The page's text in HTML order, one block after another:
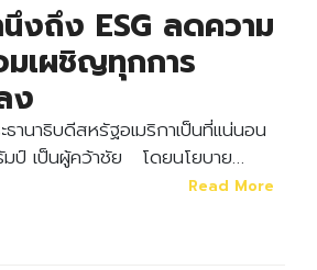
งถึง ESG ลดความ
เผชิญทุกการ
ง
านาธิบดีสหรัฐอเมริกาเป็นที่แน่นอน
ป์ เป็นผู้คว้าชัย โดยนโยบาย…
Read More